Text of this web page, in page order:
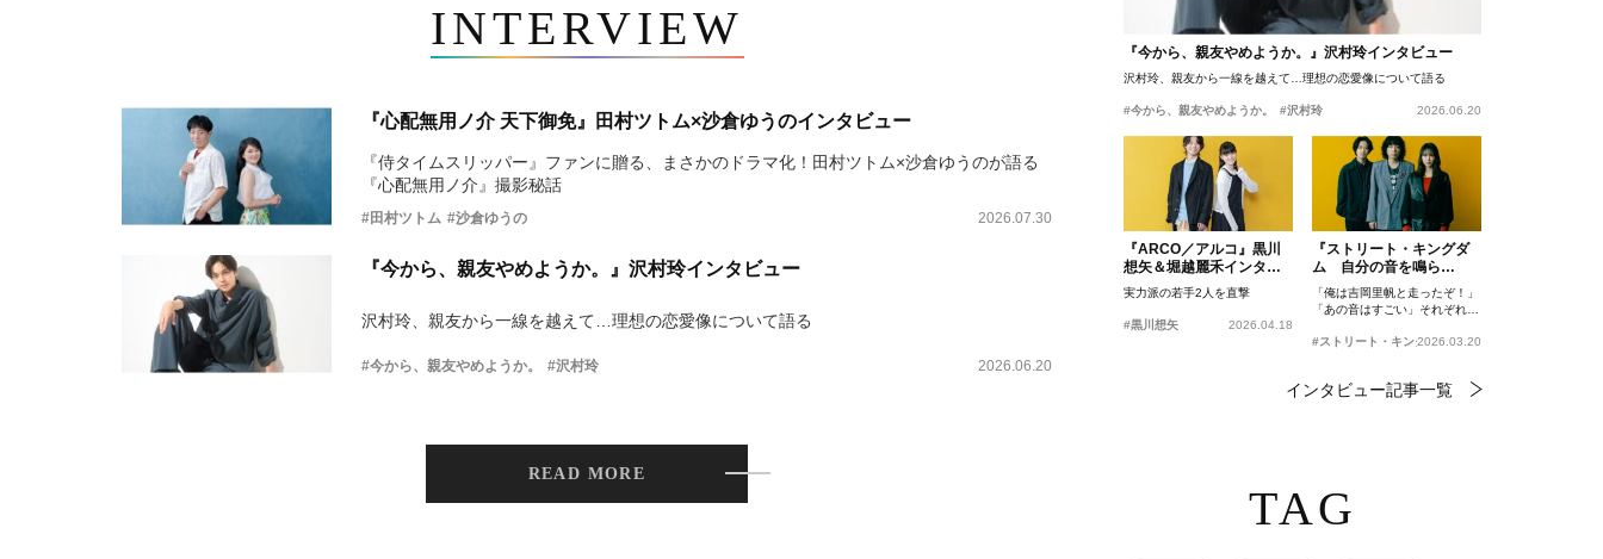
INTERVIEW
『心配無用ノ介 天下御免』田村ツトム×沙倉ゆうのインタビュー
『侍タイムスリッパー』ファンに贈る、まさかのドラマ化！田村ツトム×沙倉ゆうのが語る
『心配無用ノ介』撮影秘話
#田村ツトム #沙倉ゆうの 2026.07.30
『今から、親友やめようか。』沢村玲インタビュー
沢村玲、親友から一線を越えて…理想の恋愛像について語る
#今から、親友やめようか。 #沢村玲 2026.06.20
READ MORE
『今から、親友やめようか。』沢村玲インタビュー
沢村玲、親友から一線を越えて…理想の恋愛像について語る
#今から、親友やめようか。 #沢村玲 2026.06.20
『ARCO／アルコ』黒川
想矢＆堀越麗禾インタビ
ュー
実力派の若手2人を直撃
#黒川想矢 2026.04.18
『ストリート・キングダ
ム 自分の音を鳴ら
せ。』峯田和伸、若葉竜
也、吉岡里帆インタビュ
ー
「俺は吉岡里帆と走ったぞ！」
「あの音はすごい」それぞれの
#ストリート・キングダム 自分の音を鳴らせ。
2026.03.20
インタビュー記事一覧
TAG